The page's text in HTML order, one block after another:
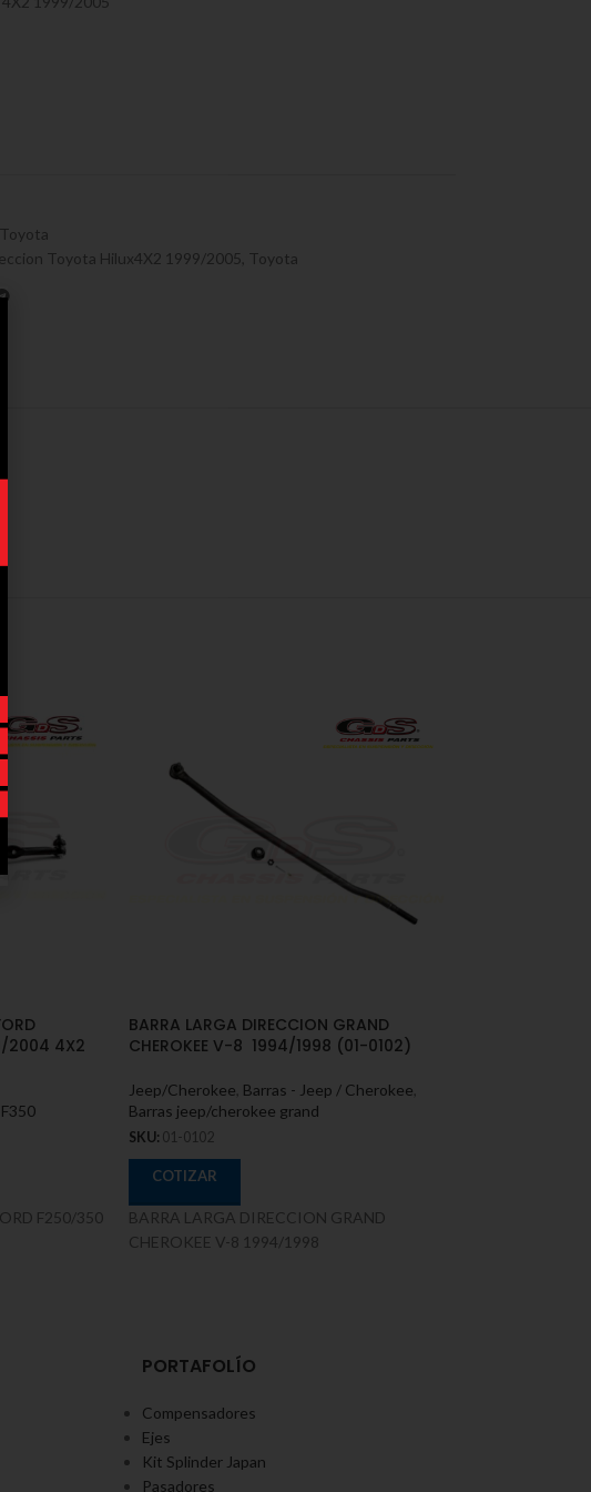
Toyota
Toyota Hilux4X2 1999/2005 Toyota
2004 4X2
F250/350
BARRA LARGA DIRECCION GRAND
CHEROKEE V-8 1994/1998 (01-0102)
Jeep/Cherokee, Barras - Jeep / Cherokee,
Barras jeep/cherokee grand
SKU: 01-0102
COTIZAR
BARRA LARGA DIRECCION GRAND
CHEROKEE V-8 1994/1998
PORTAFOLÍO
Compensadores
Ejes
Kit Splinder Japan
Pasadores